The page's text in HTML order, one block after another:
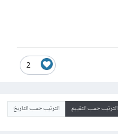
2
الترتيب حسب التقييم الترتيب حسب التاريخ